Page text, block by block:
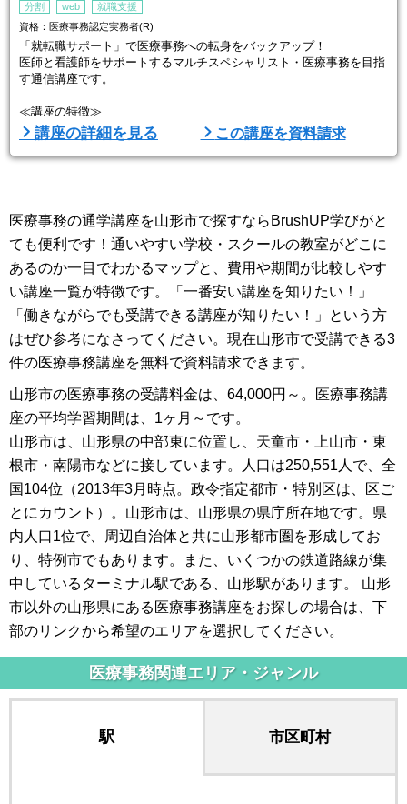
分割 web
就職支援
資格：医療事務認定実務者(R)
「就転職サポート」で医療事務への転身をバックアップ！
医師と看護師をサポートするマルチスペシャリスト・医療事務を目指
す通信講座です。
≪講座の特徴≫
全国医療福祉教育協会認定「医療事務認定実務者(R)」資格取得をめ
ざせるカリキュラム。初学者目線でやさしく解説！最短3ヶ月で資格
取得が目指せます。
≪カリキュラムの特徴≫
保険制度や接遇マナーなど、基礎から学習をスタート。難易度の高い
複合問題も含まれた問題集を繰り返し解くことで、間違いやすい算定
ルール ...
講座の詳細を見る この講座を資料請求
医療事務の通学講座を山形市で探すならBrushUP学びがと
ても便利です！通いやすい学校・スクールの教室がどこに
あるのか一目でわかるマップと、費用や期間が比較しやす
い講座一覧が特徴です。「一番安い講座を知りたい！」
「働きながらでも受講できる講座が知りたい！」という方
はぜひ参考になさってください。現在山形市で受講できる3
件の医療事務講座を無料で資料請求できます。
山形市の医療事務の受講料金は、64,000円～。医療事務講
座の平均学習期間は、1ヶ月～です。
山形市は、山形県の中部東に位置し、天童市・上山市・東
根市・南陽市などに接しています。人口は250,551人で、全
国104位（2013年3月時点。政令指定都市・特別区は、区ご
とにカウント）。山形市は、山形県の県庁所在地です。県
内人口1位で、周辺自治体と共に山形都市圏を形成してお
り、特例市でもあります。また、いくつかの鉄道路線が集
中しているターミナル駅である、山形駅があります。 山形
市以外の山形県にある医療事務講座をお探しの場合は、下
部のリンクから希望のエリアを選択してください。
医療事務関連エリア・ジャンル
駅 市区町村